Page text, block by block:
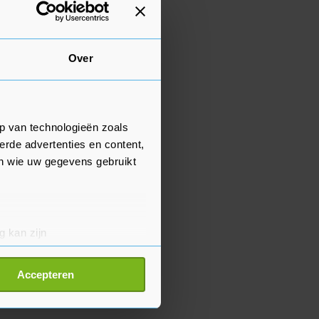
Over
van technologieën zoals
advertenties en content,
wie uw gegevens gebruikt
kan zijn
detailgedeelte
Accepteren